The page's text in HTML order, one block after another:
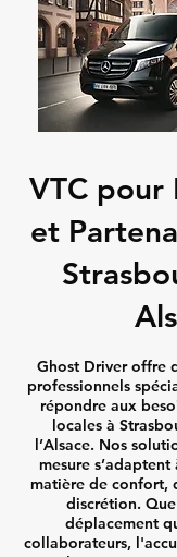
VTC pour
et
Ghost Driver offre
professionnels
répondre aux
locales à
l’Alsace. Nos
mesure
matière de confort,
discrétion.
déplacement
collaborateurs,